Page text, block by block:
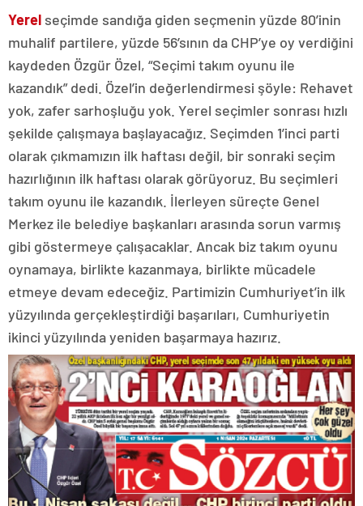
Yerel seçimde sandığa giden seçmenin yüzde 80’inin
muhalif partilere, yüzde 56’sının da CHP’ye oy verdiğini
kaydeden Özgür Özel, “Seçimi takım oyunu ile
kazandık” dedi. Özel’in değerlendirmesi şöyle: Rehavet
yok, zafer sarhoşluğu yok. Yerel seçimler sonrası hızlı
şekilde çalışmaya başlayacağız. Seçimden 1’inci parti
olarak çıkmamızın ilk haftası değil, bir sonraki seçim
hazırlığının ilk haftası olarak görüyoruz. Bu seçimleri
takım oyunu ile kazandık. İlerleyen süreçte Genel
Merkez ile belediye başkanları arasında sorun varmış
gibi göstermeye çalışacaklar. Ancak biz takım oyunu
oynamaya, birlikte kazanmaya, birlikte mücadele
etmeye devam edeceğiz. Partimizin Cumhuriyet’in ilk
yüzyılında gerçekleştirdiği başarıları, Cumhuriyetin
ikinci yüzyılında yeniden başarmaya hazırız.